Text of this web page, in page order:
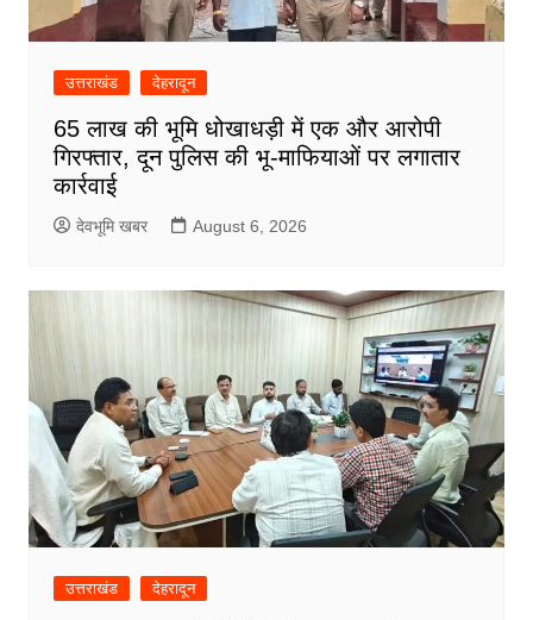
उत्तराखंड देहरादून
65 लाख की भूमि धोखाधड़ी में एक और आरोपी
गिरफ्तार, दून पुलिस की भू-माफियाओं पर लगातार
कार्रवाई
देवभूमि खबर August 6, 2026
उत्तराखंड देहरादून